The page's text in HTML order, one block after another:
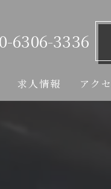
6306-3336
求人情報 アク